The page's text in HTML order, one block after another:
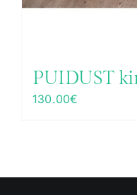
PUIDUST
130.00€